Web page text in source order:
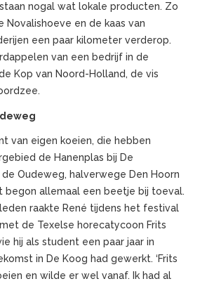
nogal wat lokale producten. Zo
Novalishoeve en de kaas van
een paar kilometer verderop.
van een bedrijf in de
Kop van Noord-Holland, de vis
van eigen koeien, die hebben
de Hanenplas bij De
Oudeweg, halverwege Den Hoorn
begon allemaal een beetje bij toeval.
raakte René tijdens het festival
de Texelse horecatycoon Frits
hij als student een paar jaar in
in De Koog had gewerkt. ‘Frits
en wilde er wel vanaf. Ik had al